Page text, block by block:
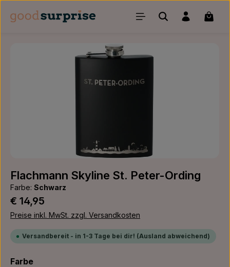
Zum Hauptinhalt springen
Flachmann Skyline St. Peter-Ording
Farbe: Schwarz
Regulärer Preis:
€ 14,95
Preise inkl. MwSt. zzgl. Versandkosten
Versandbereit - in 1-3 Tage bei dir! (Ausland abweichend)
Farbeauswählen